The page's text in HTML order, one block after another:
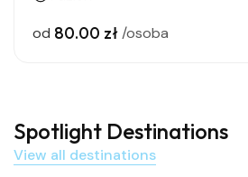
od 80.00 zł /osoba
Spotlight Destinations
View all destinations